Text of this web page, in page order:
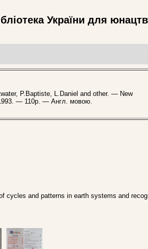
України для
P.Baptiste, L.Daniel and other. — New
— 110p. — Англ. мовою.
cycles and patterns in earth systems and